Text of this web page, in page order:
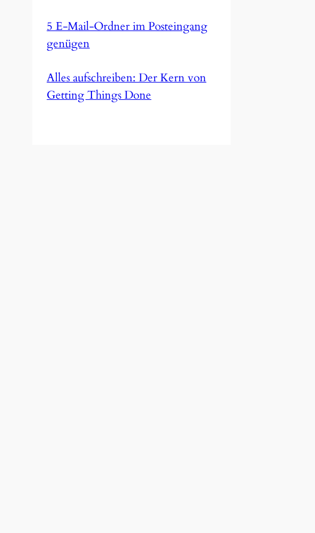
5 E-Mail-Ordner im Posteingang
genügen
Alles aufschreiben: Der Kern von
Getting Things Done